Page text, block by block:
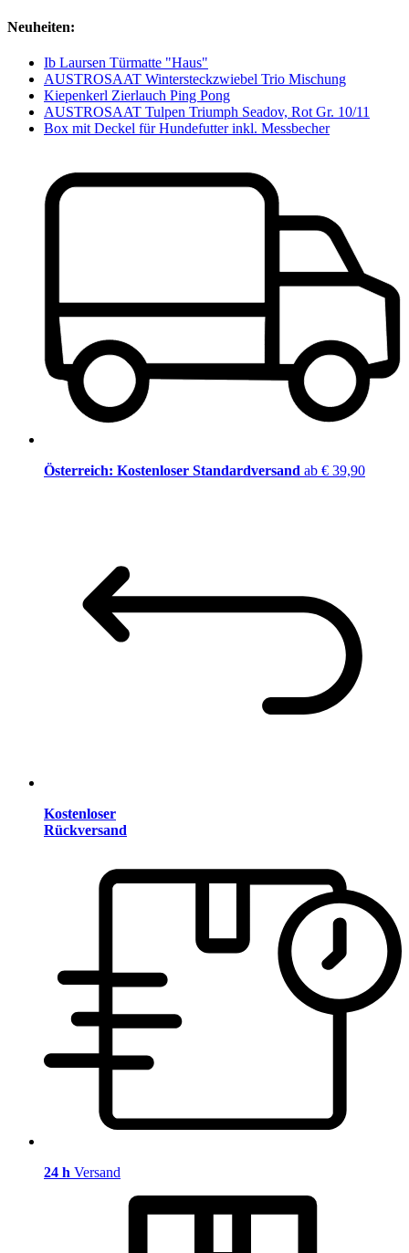
Neuheiten:
Ib Laursen Türmatte "Haus"
AUSTROSAAT Wintersteckzwiebel Trio Mischung
Kiepenkerl Zierlauch Ping Pong
AUSTROSAAT Tulpen Triumph Seadov, Rot Gr. 10/11
Box mit Deckel für Hundefutter inkl. Messbecher
Österreich: Kostenloser Standardversand ab € 39,90
Kostenloser
Rückversand
24 h Versand